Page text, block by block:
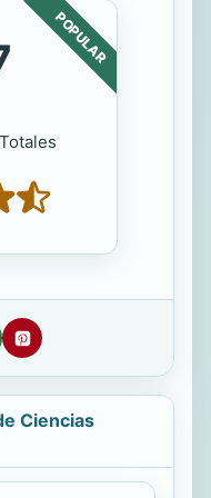
POPULAR
Ciencias